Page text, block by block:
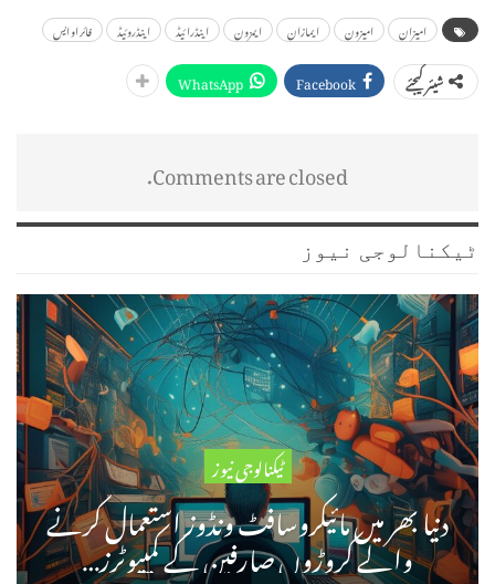
امیزان امیزون ایمازان ایمزون اینڈرائیڈ اینڈروئیڈ فائر او ایس
شیئر کیجئے Facebook
WhatsApp
Comments are closed.
ٹیکنالوجی نیوز
ٹیکنالوجی نیوز
دنیا بھر میں مائیکروسافٹ ونڈوز استعمال کرنے
والے کروڑوں صارفین کے کمپیوٹرز…